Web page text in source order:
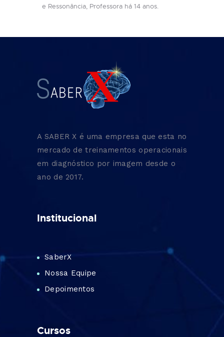
e Ressonância, Professora há 14 anos.
A SABER X é uma empresa que esta no
mercado de treinamentos operacionais
em diagnóstico por imagem desde o
ano de 2017.
Institucional
SaberX
Nossa Equipe
Depoimentos
Cursos